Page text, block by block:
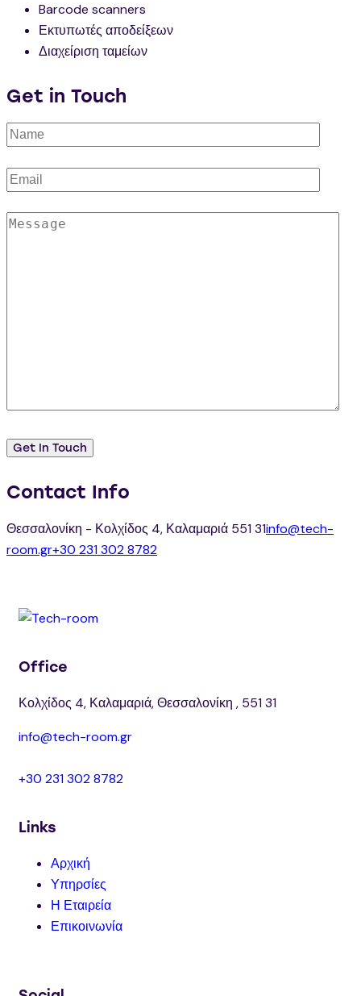
Barcode scanners
Εκτυπωτές αποδείξεων
Διαχείριση ταμείων
Get in Touch
Contact Info
Θεσσαλονίκη - Κολχίδος 4, Καλαμαριά 551 31info@tech-
room.gr+30 231 302 8782
Office
Κολχίδος 4, Καλαμαριά, Θεσσαλονίκη , 551 31
info@tech-room.gr
+30 231 302 8782
Links
Αρχική
Υπηρσίες
Η Εταιρεία
Επικοινωνία